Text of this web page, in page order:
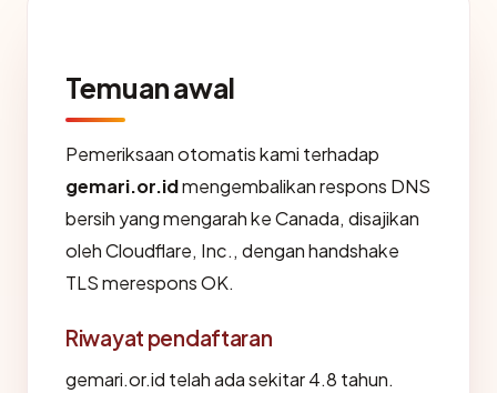
Temuan awal
Pemeriksaan otomatis kami terhadap
gemari.or.idmengembalikan respons DNS
bersih yang mengarah ke Canada, disajikan
oleh Cloudflare, Inc., dengan handshake
TLS merespons OK.
Riwayat pendaftaran
gemari.or.id telah ada sekitar 4.8 tahun.